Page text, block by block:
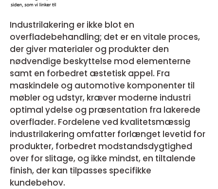
Industrilakering er ikke blot en
overfladebehandling; det er en vitale proces,
der giver materialer og produkter den
nødvendige beskyttelse mod elementerne
samt en forbedret æstetisk appel. Fra
maskindele og automotive komponenter til
møbler og udstyr, kræver moderne industri
optimal ydelse og præsentation fra lakerede
overflader. Fordelene ved kvalitetsmæssig
industrilakering omfatter forlænget levetid for
produkter, forbedret modstandsdygtighed
over for slitage, og ikke mindst, en tiltalende
finish, der kan tilpasses specifikke
kundebehov.